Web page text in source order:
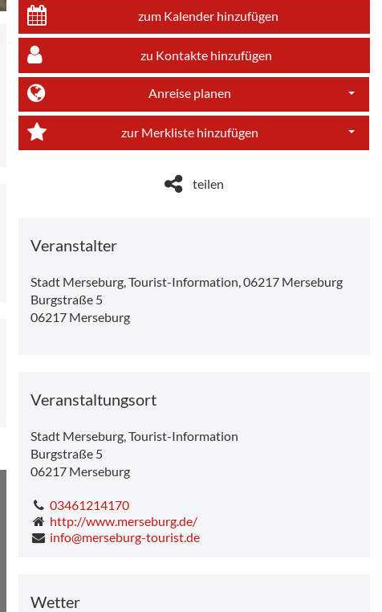
zum Kalender hinzufügen
zu Kontakte hinzufügen
Anreise planen
zur Merkliste hinzufügen
teilen
Veranstalter
Stadt Merseburg, Tourist-Information, 06217 Merseburg
Burgstraße 5
06217 Merseburg
Veranstaltungsort
Stadt Merseburg, Tourist-Information
Burgstraße 5
06217 Merseburg
03461214170
http://www.merseburg.de/
info@merseburg-tourist.de
Wetter